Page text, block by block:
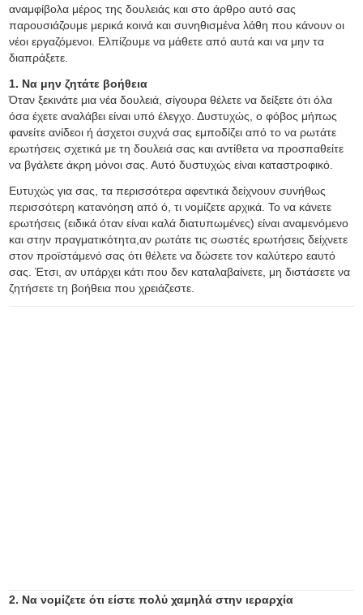
αναμφίβολα μέρος της δουλειάς και στο άρθρο αυτό σας
παρουσιάζουμε μερικά κοινά και συνηθισμένα λάθη που κάνουν οι
νέοι εργαζόμενοι. Ελπίζουμε να μάθετε από αυτά και να μην τα
διαπράξετε.
1. Να μην ζητάτε βοήθεια
Όταν ξεκινάτε μια νέα δουλειά, σίγουρα θέλετε να δείξετε ότι όλα
όσα έχετε αναλάβει είναι υπό έλεγχο. Δυστυχώς, ο φόβος μήπως
φανείτε ανίδεοι ή άσχετοι συχνά σας εμποδίζει από το να ρωτάτε
ερωτήσεις σχετικά με τη δουλειά σας και αντίθετα να προσπαθείτε
να βγάλετε άκρη μόνοι σας. Αυτό δυστυχώς είναι καταστροφικό.
Ευτυχώς για σας, τα περισσότερα αφεντικά δείχνουν συνήθως
περισσότερη κατανόηση από ό, τι νομίζετε αρχικά. Το να κάνετε
ερωτήσεις (ειδικά όταν είναι καλά διατυπωμένες) είναι αναμενόμενο
και στην πραγματικότητα,αν ρωτάτε τις σωστές ερωτήσεις δείχνετε
στον προϊστάμενό σας ότι θέλετε να δώσετε τον καλύτερο εαυτό
σας. Έτσι, αν υπάρχει κάτι που δεν καταλαβαίνετε, μη διστάσετε να
ζητήσετε τη βοήθεια που χρειάζεστε.
2. Να νομίζετε ότι είστε πολύ χαμηλά στην ιεραρχία